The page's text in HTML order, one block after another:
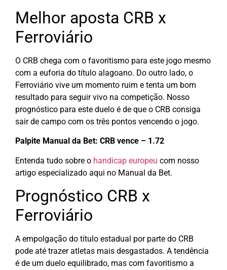
Melhor aposta CRB x
Ferroviário
O CRB chega com o favoritismo para este jogo mesmo
com a euforia do título alagoano. Do outro lado, o
Ferroviário vive um momento ruim e tenta um bom
resultado para seguir vivo na competição. Nosso
prognóstico para este duelo é de que o CRB consiga
sair de campo com os três pontos vencendo o jogo.
Palpite Manual da Bet: CRB vence – 1.72
Entenda tudo sobre o handicap europeu com nosso
artigo especializado aqui no Manual da Bet.
Prognóstico CRB x
Ferroviário
A empolgação do título estadual por parte do CRB
pode até trazer atletas mais desgastados. A tendência
é de um duelo equilibrado, mas com favoritismo a